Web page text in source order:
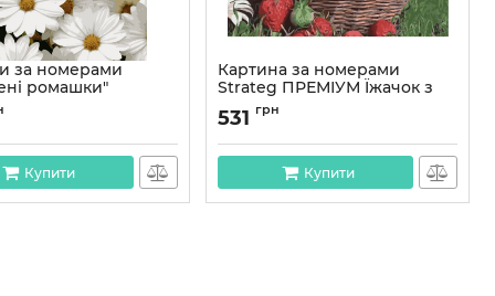
за номерами
ромашки"
Купити
Картина за номерами
Strateg ПРЕМІУМ Їжачок з
полуницею з лаком
розміром 40х50 см SY6441
Артикул:SY6441
531 грн
Купити